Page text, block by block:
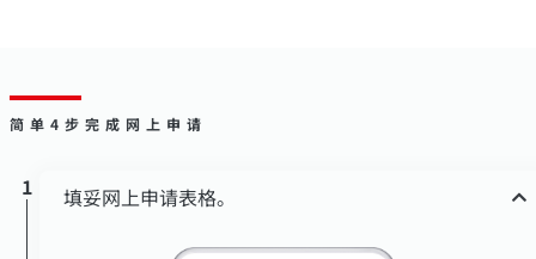
简单4步完成网上申请
1 填妥网上申请表格。